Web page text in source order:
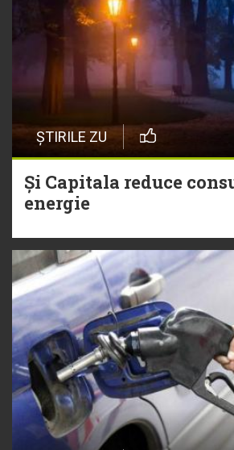
ȘTIRILE ZU
Și Capitala reduce
energie